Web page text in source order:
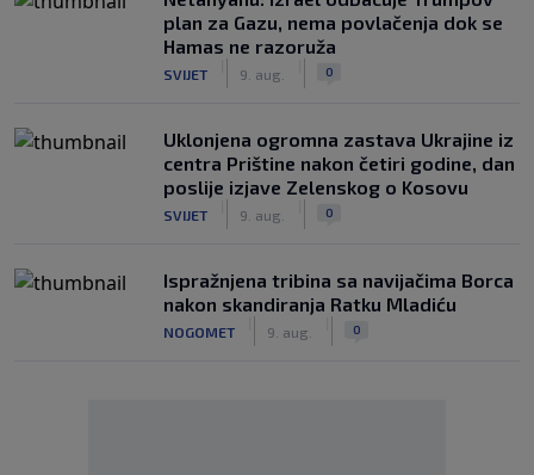
plan za Gazu, nema povlačenja dok se
Hamas ne razoruža
SVIJET 9. aug. 0
Uklonjena ogromna zastava Ukrajine iz
centra Prištine nakon četiri godine, dan
poslije izjave Zelenskog o Kosovu
SVIJET 9. aug. 0
Ispražnjena tribina sa navijačima Borca
nakon skandiranja Ratku Mladiću
NOGOMET 9. aug. 0